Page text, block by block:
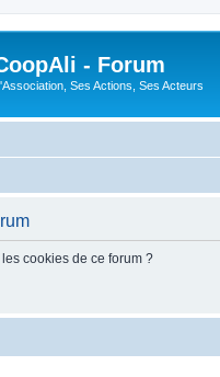
- Forum
Ses Actions, Ses Acteurs
cookies de ce forum ?